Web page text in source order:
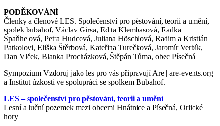
PODĚKOVÁNÍ
Členky a členové LES. Společenství pro pěstování, teorii a umění,
spolek bubahof, Václav Girsa, Edita Klembasová, Radka
Špaňhelová, Petra Hudcová, Juliana Höschlová, Radim a Kristián
Patkolovi, Eliška Štěrbová, Kateřina Turečková, Jaromír Verbík,
Dan Vlček, Blanka Procházková, Štěpán Tůma, obec Písečná
Sympozium Vzdoruj jako les pro vás připravují Are | are-events.org
a Institut úzkosti ve spolupráci se spolkem Bubahof.
LES – společenství pro pěstování, teorii a umění
Lesní a luční pozemek mezi obcemi Hnátnice a Písečná, Orlické
hory